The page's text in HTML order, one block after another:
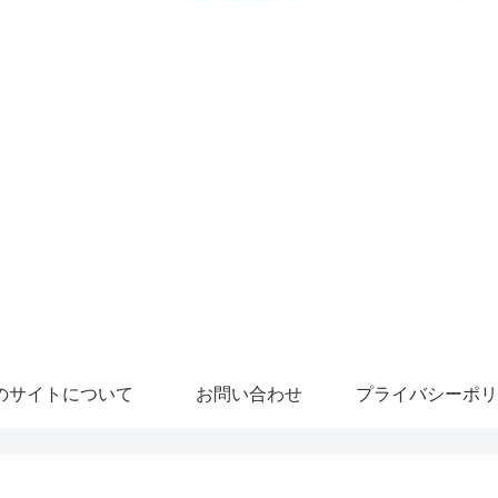
サイトについて お問い合わせ プライバシーポ